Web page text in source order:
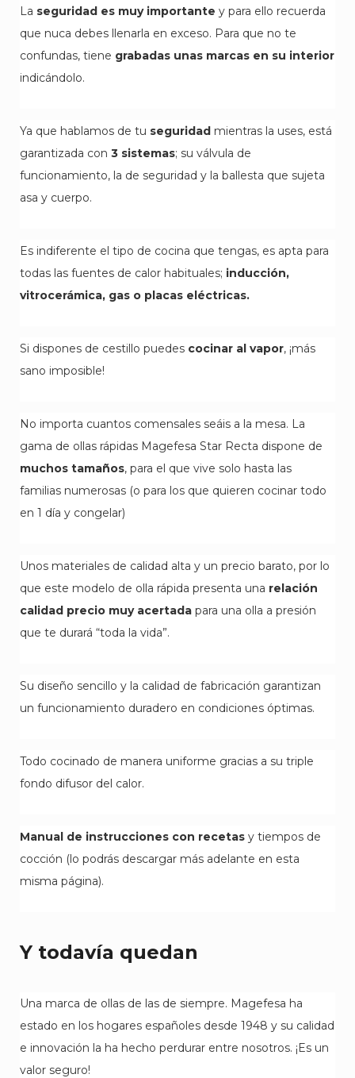
La seguridad es muy importante y para ello recuerda
que nuca debes llenarla en exceso. Para que no te
confundas, tiene grabadas unas marcas en su interior
indicándolo.
Ya que hablamos de tu seguridad mientras la uses, está
garantizada con 3 sistemas; su válvula de
funcionamiento, la de seguridad y la ballesta que sujeta
asa y cuerpo.
Es indiferente el tipo de cocina que tengas, es apta para
todas las fuentes de calor habituales; inducción,
vitrocerámica, gas o placas eléctricas.
Si dispones de cestillo puedes cocinar al vapor, ¡más
sano imposible!
No importa cuantos comensales seáis a la mesa. La
gama de ollas rápidas Magefesa Star Recta dispone de
muchos tamaños, para el que vive solo hasta las
familias numerosas (o para los que quieren cocinar todo
en 1 día y congelar)
Unos materiales de calidad alta y un precio barato, por lo
que este modelo de olla rápida presenta una relación
calidad precio muy acertada para una olla a presión
que te durará “toda la vida”.
Su diseño sencillo y la calidad de fabricación garantizan
un funcionamiento duradero en condiciones óptimas.
Todo cocinado de manera uniforme gracias a su triple
fondo difusor del calor.
Manual de instrucciones con recetas y tiempos de
cocción (lo podrás descargar más adelante en esta
misma página).
Y todavía quedan
Una marca de ollas de las de siempre. Magefesa ha
estado en los hogares españoles desde 1948 y su calidad
e innovación la ha hecho perdurar entre nosotros. ¡Es un
valor seguro!